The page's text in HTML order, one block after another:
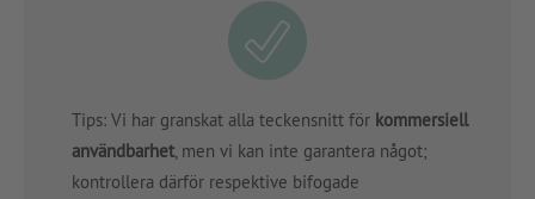
Tips: Vi har granskat alla teckensnitt för kommersiell
användbarhet , men vi kan inte garantera något;
kontrollera därför respektive bifogade